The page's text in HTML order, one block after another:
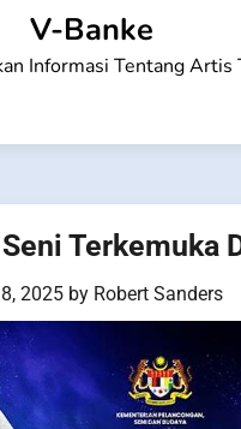
V-Banke
Informasi Tentang Artis
Terkemuka
2025 by Robert Sanders